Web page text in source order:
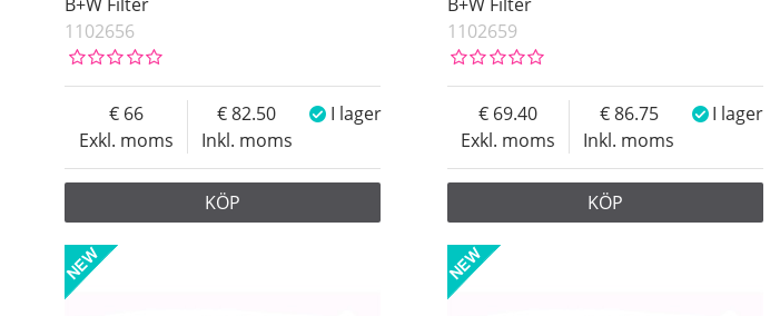
1102656
Exkl. moms
66
Inkl. moms
82.50 I lager
KÖP
1102659
Exkl. moms
69.40
Inkl. moms
86.75 I lager
KÖP